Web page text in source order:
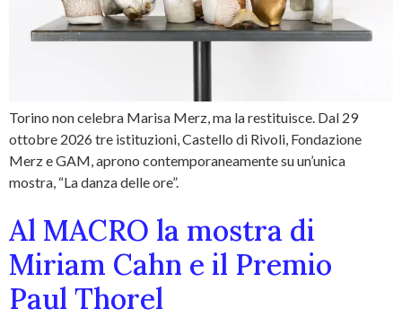
Torino non celebra Marisa Merz, ma la restituisce. Dal 29
ottobre 2026 tre istituzioni, Castello di Rivoli, Fondazione
Merz e GAM, aprono contemporaneamente su un’unica
mostra, “La danza delle ore”.
Al MACRO la mostra di
Miriam Cahn e il Premio
Paul Thorel